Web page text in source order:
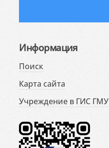
Информация
Поиск
Карта сайта
Учреждение в ГИС ГМУ